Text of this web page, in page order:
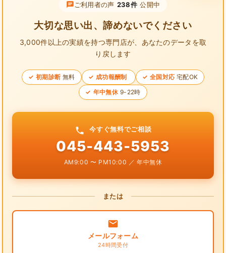
ご利用者の声 238件 公開中
大切な思い出、諦めないでください
3,000件以上の実績を持つ専門店が、 あなたのデータを取
り戻します
初期診断 無料 成功報酬制 全国対応 宅配OK
年中無休 9-22時
今すぐ無料でご相談
045-443-5953
AM9:00 〜 PM10:00 ／ 年中無休
または
メールフォーム
24時間受付